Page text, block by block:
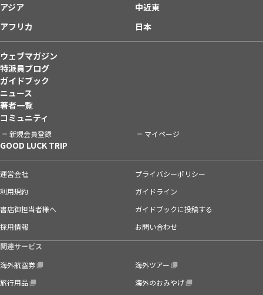
アジア
中近東
アフリカ
日本
ウェブマガジン
特派員ブログ
ガイドブック
ニュース
著者一覧
コミュニティ
新規会員登録 マイページ
GOOD LUCK TRIP
運営会社
プライバシーポリシー
利用規約
ガイドライン
書店御担当者様へ
ガイドブックに投稿する
採用情報
お問い合わせ
関連サービス
海外航空券
海外ツアー
旅行用品
海外のおみやげ